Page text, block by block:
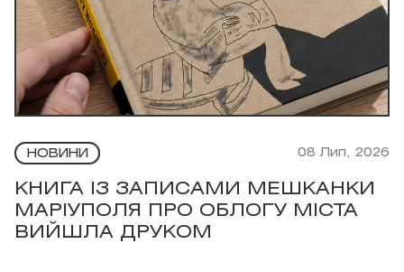
НОВИНИ 08 Лип, 2026
КНИГА ІЗ ЗАПИСАМИ МЕШКАНКИ
МАРІУПОЛЯ ПРО ОБЛОГУ МІСТА
ВИЙШЛА ДРУКОМ